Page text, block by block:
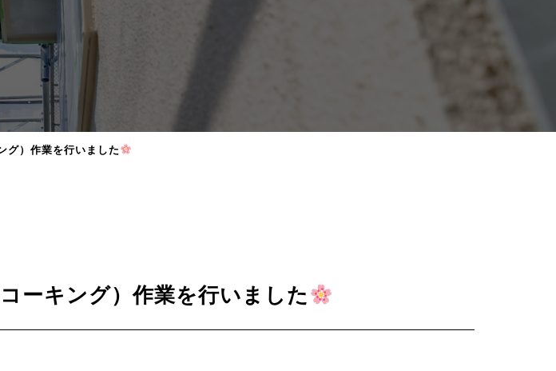
グ）作業を行いました
ーキング）作業を行いました